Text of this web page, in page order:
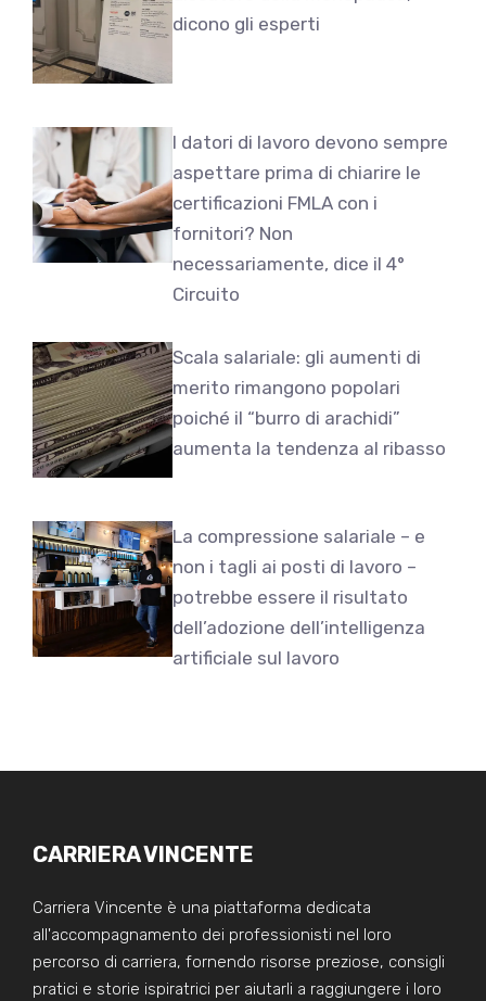
dicono gli esperti
I datori di lavoro devono sempre
aspettare prima di chiarire le
certificazioni FMLA con i
fornitori? Non
necessariamente, dice il 4°
Circuito
Scala salariale: gli aumenti di
merito rimangono popolari
poiché il “burro di arachidi”
aumenta la tendenza al ribasso
La compressione salariale – e
non i tagli ai posti di lavoro –
potrebbe essere il risultato
dell’adozione dell’intelligenza
artificiale sul lavoro
CARRIERA VINCENTE
Carriera Vincente è una piattaforma dedicata
all'accompagnamento dei professionisti nel loro
percorso di carriera, fornendo risorse preziose, consigli
pratici e storie ispiratrici per aiutarli a raggiungere i loro